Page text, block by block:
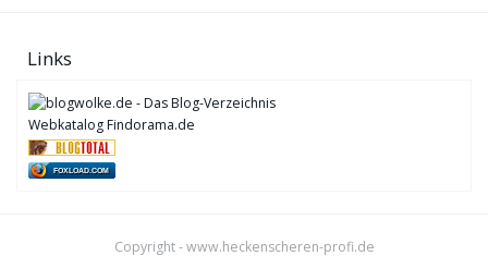
Links
Webkatalog Findorama.de
FOXLOAD.COM
Copyright - www.heckenscheren-profi.de